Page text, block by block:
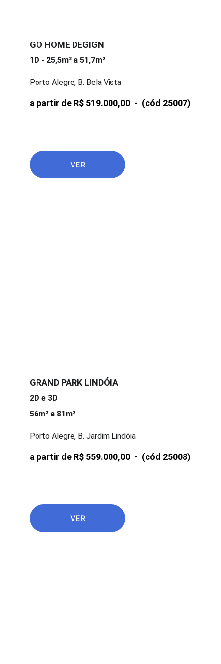
GO HOME DEGIGN
1D - 25,5m² a 51,7m²
Porto Alegre, B. Bela Vista
VER
a partir de R$ 519.000,00  - (cód 25007)
GRAND PARK LINDÓIA
2D e 3D
56m² a 81m²
Porto Alegre, B. Jardim Lindóia
VER
a partir de R$ 559.000,00  - (cód 25008)